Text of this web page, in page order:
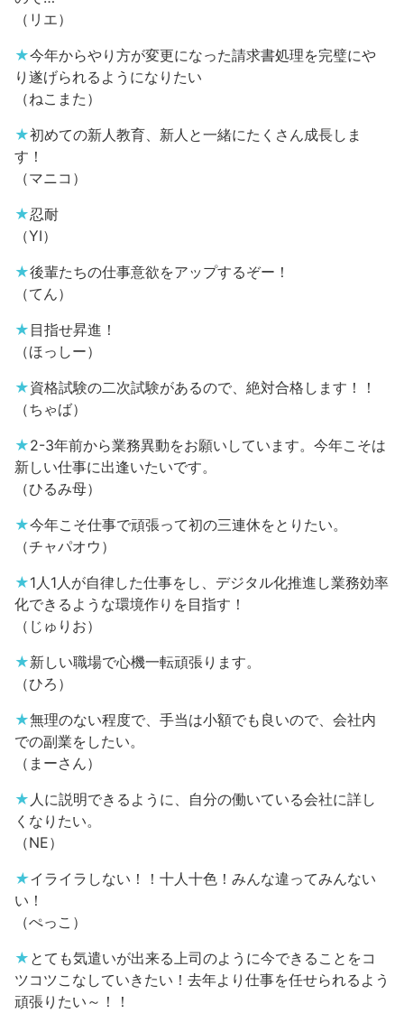
（リエ）
★今年からやり方が変更になった請求書処理を完璧にや
り遂げられるようになりたい
（ねこまた）
★初めての新人教育、新人と一緒にたくさん成長しま
す！
（マニコ）
★忍耐
（YI）
★後輩たちの仕事意欲をアップするぞー！
（てん）
★ 目指せ昇進！
（ほっしー）
★資格試験の二次試験があるので、絶対合格します！！
（ちゃば）
★2-3年前から業務異動をお願いしています。今年こそは
新しい仕事に出逢いたいです。
（ひるみ母）
★今年こそ仕事で頑張って初の三連休をとりたい。
（チャパオウ）
★1人1人が自律した仕事をし、デジタル化推進し業務効率
化できるような環境作りを目指す！
（じゅりお）
★新しい職場で心機一転頑張ります。
（ひろ）
★無理のない程度で、手当は小額でも良いので、会社内
での副業をしたい。
（まーさん）
★ 人に説明できるように、自分の働いている会社に詳し
くなりたい。
（NE）
★イライラしない！！十人十色！みんな違ってみんない
い！
（ぺっこ）
★ とても気遣いが出来る上司のように今できることをコ
ツコツこなしていきたい！去年より仕事を任せられるよう
頑張りたい～！！